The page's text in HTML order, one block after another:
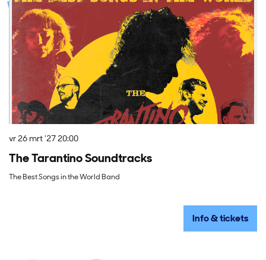
The Tarantino Soundtracks
The Best Songs in the World Band
vr 26 mrt '2720:00
Info & tickets